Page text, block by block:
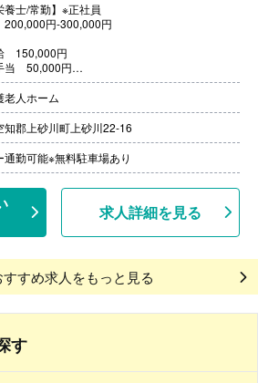
養士/常勤】※正社員
200,000円-300,000円
150,000円
当 50,000円
当 0円-40,000円
当 0円-60,000円
,職能手当は当社査定表による
年2回（計2.00ヶ月分）※前年度実績
当】あり（上限31,600円/月）
なし
】あり※勤続5年以上
老人ホーム
知郡上砂川町上砂川22-16
通勤可能※無料駐車場あり
求人詳細を見る
すめ求人をもっと見る
す